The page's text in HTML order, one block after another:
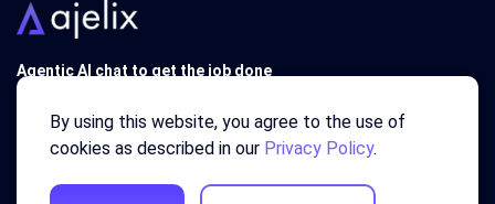
Agentic AI chat to get the job done
By using this website, you agree to the use of
cookies as described in our Privacy Policy.